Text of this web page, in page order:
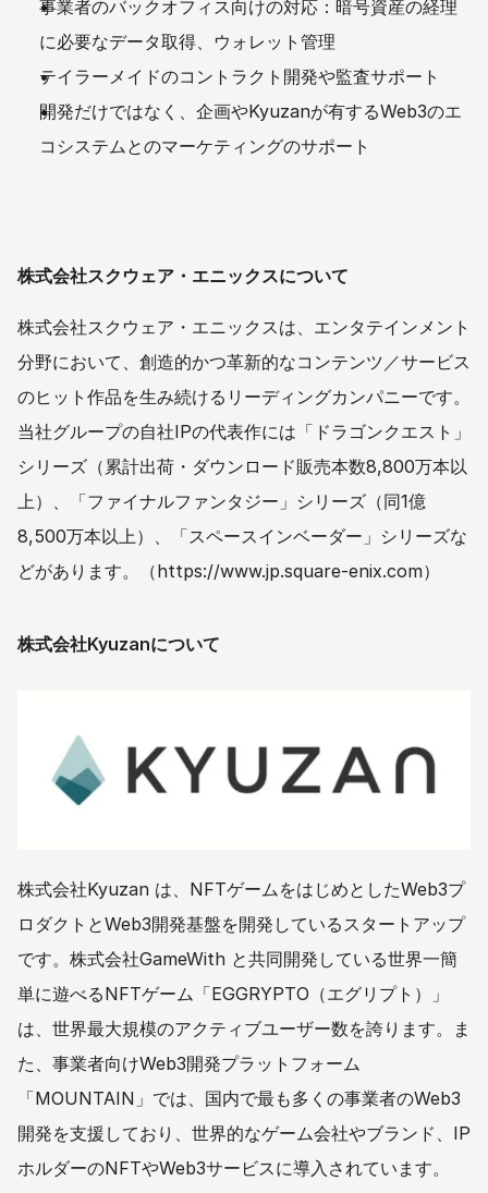
事業者のバックオフィス向けの対応：暗号資産の経理
に必要なデータ取得、ウォレット管理
テイラーメイドのコントラクト開発や監査サポート
開発だけではなく、企画やKyuzanが有するWeb3のエ
コシステムとのマーケティングのサポート
株式会社スクウェア・エニックスについて
株式会社スクウェア・エニックスは、エンタテインメント
分野において、創造的かつ革新的なコンテンツ／サービス
のヒット作品を生み続けるリーディングカンパニーです。
当社グループの自社IPの代表作には「ドラゴンクエスト」
シリーズ（累計出荷・ダウンロード販売本数8,800万本以
上）、「ファイナルファンタジー」シリーズ（同1億
8,500万本以上）、「スペースインベーダー」シリーズな
どがあります。（https://www.jp.square-enix.com）
株式会社Kyuzanについて
株式会社Kyuzan は、NFTゲームをはじめとしたWeb3プ
ロダクトとWeb3開発基盤を開発しているスタートアップ
です。株式会社GameWith と共同開発している世界一簡
単に遊べるNFTゲーム「EGGRYPTO（エグリプト）」
は、世界最大規模のアクティブユーザー数を誇ります。ま
た、事業者向けWeb3開発プラットフォーム
「MOUNTAIN」では、国内で最も多くの事業者のWeb3
開発を支援しており、世界的なゲーム会社やブランド、IP
ホルダーのNFTやWeb3サービスに導入されています。